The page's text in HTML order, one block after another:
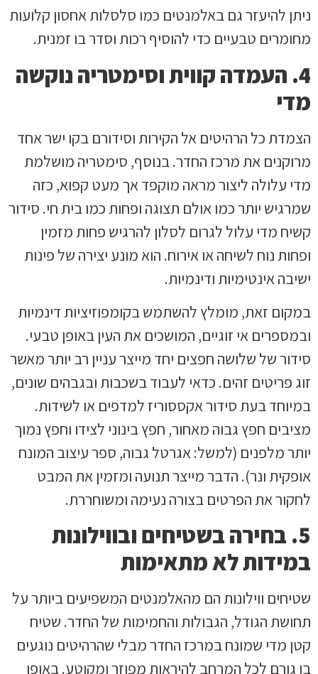
ניתן להיעזר גם באלמנטים כמו סלסלות אחסון קלועות
מחומרים טבעיים כדי להוסיף רכות וסדר בו זמנית.
4. העמדה קווית וסימטריה נוקשה
מדי
הצמדת כל הרהיטים אל הקירות וסידורם בקו ישר אחד
מרוקנים את מרכז החדר. בנוסף, סימטריה מושלמת
מדי עלולה ליצור מראה מוקפד אך מעט קפוא, כזה
שמרגיש יותר כמו אולם תצוגה ופחות כמו בית חי. סידור
קשיח מדי עלול לגרום לסלון להרגיש פחות מזמין
ופחות נוח לשיחה או אירוח. הוא מונע יצירה של פינות
ישיבה אינטימיות ודינמיות.
במקום זאת, מומלץ להשתמש בקומפוזיציות דינמיות
ובמספרים אי זוגיים, המושכים את העין באופן טבעי.
סידור של שלושה חפצים יחד מייצר עניין רב יותר מאשר
זוג פריטים זהים. כדאי לעבוד בשכבות ובגבהים שונים,
במיוחד בעת סידור אקססוריז למדפים או לשידות.
מציבים חפץ גבוה מאחור, חפץ בינוני לצידו וחפץ נמוך
יותר מלפנים (למשל: אגרטל גבוה, ספר עיצוב המונח
אופקית ונר). הדבר מייצר תנועה ומזמין את המבט
לחקור את הפרטים בצורה נעימה ומשוחררת.
5. בחירה בשטיחים ובווילונות
במידות לא מתאימות
שטיחים ווילונות הם מהאלמנטים המשפיעים ביותר על
תחושת הגודל, הגבולות והחמימות של החדר. שטיח
קטן מדי שמונח במרכז החדר מבלי שהרהיטים נוגעים
בו גורם לכל המרחב להיראות מפוזר ומקוטע. באופן